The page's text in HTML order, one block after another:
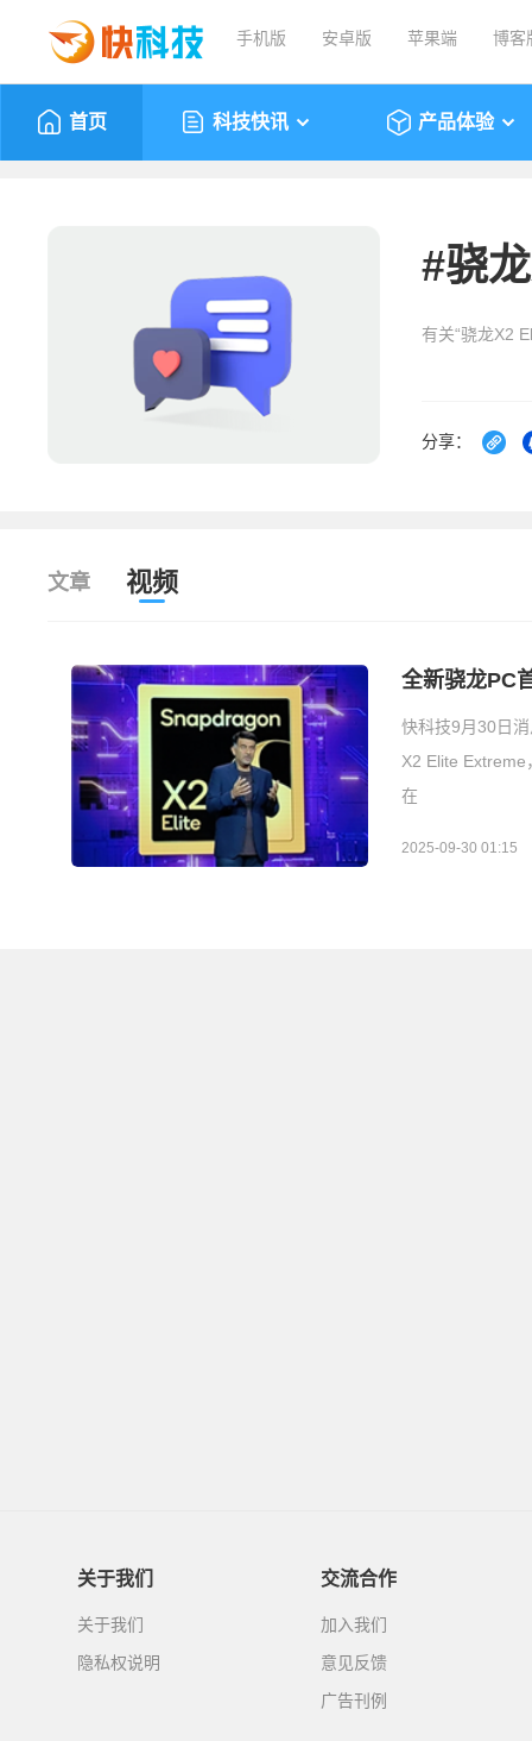
手机版 安卓版 苹果端 博客
首页 科技快讯 产品体验
#骁
有关“骁龙X2
分享：
文章 视频
全新骁龙PC
快科技9月30日
X2 Elite
在
2025-09-30 01:15
关于我们
关于我们
隐私权说明
交流合作
加入我们
意见反馈
广告刊例